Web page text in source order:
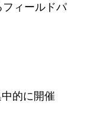
ィールドパ
的に開催